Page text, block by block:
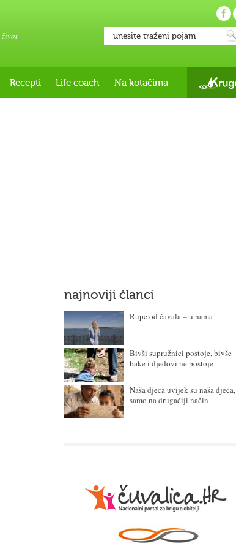
život
Recepti Life coach Na kotačima
najnoviji članci
Rupe od čavala – u nama
Bivši supružnici postoje, bivše
bake i djedovi ne postoje
Naša djeca uvijek su naša djeca,
samo na drugačiji način